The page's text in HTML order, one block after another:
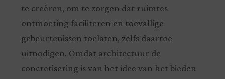
te creëren, om te zorgen dat ruimtes
ontmoeting faciliteren en toevallige
gebeurtenissen toelaten, zelfs daartoe
uitnodigen. Omdat architectuur de
concretisering is van het idee van het bieden